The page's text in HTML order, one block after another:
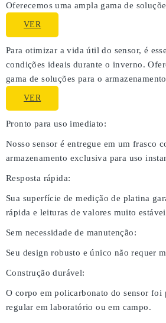
Oferecemos uma ampla gama de
VER
Para otimizar a vida útil do sensor, é
condições ideais durante o inverno.
gama de soluções para o
VER
Pronto para uso imediato:
Nosso sensor é entregue em um frasco
armazenamento exclusiva para uso
Resposta rápida:
Sua superfície de medição de platina
rápida e leituras de valores muito
Sem necessidade de manutenção:
Seu design robusto e único não requer
Construção durável:
O corpo em policarbonato do sensor foi
regular em laboratório ou em campo.